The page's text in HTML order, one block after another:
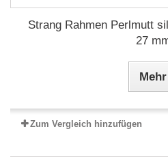
Strang Rahmen Perlmutt
27
Mehr
Zum Vergleich hinzufügen